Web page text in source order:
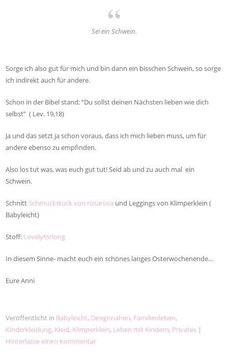
Sei ein Schwein.
Sorge ich also gut für mich und bin dann ein bisschen Schwein, so sorge
ich indirekt auch für andere.
Schon in der Bibel stand: “Du sollst deinen Nächsten lieben wie dich
selbst” ( Lev. 19,18)
Ja und das setzt ja schon voraus, dass ich mich lieben muss, um für
andere ebenso zu empfinden.
Also los tut was, was euch gut tut! Seid ab und zu auch mal ein
Schwein.
Schnitt Schmuckstück von rosarosa und Leggings von Klimperklein (
Babyleicht)
Stoff: Lovelyforlong
In diesem Sinne- macht euch ein schönes langes Osterwochenende…
Eure Anni
Veröffentlicht in Babyleicht, Designnähen, Familienleben,
Kinderkleidung, Kleid, Klimperklein, Leben mit Kindern, Privates |
Hinterlasse einen Kommentar